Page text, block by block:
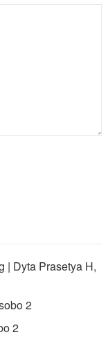
| Dyta Prasetya H,
2
2